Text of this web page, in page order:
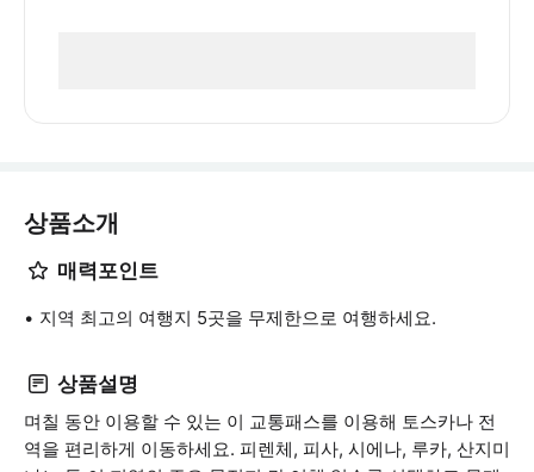
상품소개
매력포인트
지역 최고의 여행지 5곳을 무제한으로 여행하세요.
상품설명
며칠 동안 이용할 수 있는 이 교통패스를 이용해 토스카나 전
역을 편리하게 이동하세요. 피렌체, 피사, 시에나, 루카, 산지미